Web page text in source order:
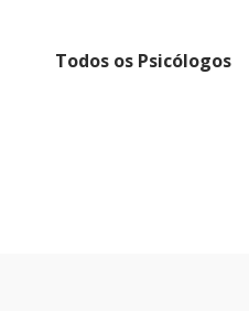
Todos os Psicólogos